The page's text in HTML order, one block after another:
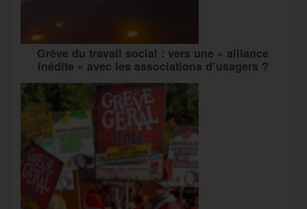
Grève du travail social : vers une « alliance
inédite » avec les associations d’usagers ?